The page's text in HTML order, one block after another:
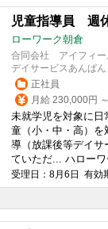
児童指導員 週
ローワーク朝倉
合同会社 アイフィー
デイサービスあんぱん
正社員
月給 230,000円
未就学児を対象に日
童（小・中・高）を
導（放課後等デイサ
ていただ... ハローワ
受理日：8月6日 有効